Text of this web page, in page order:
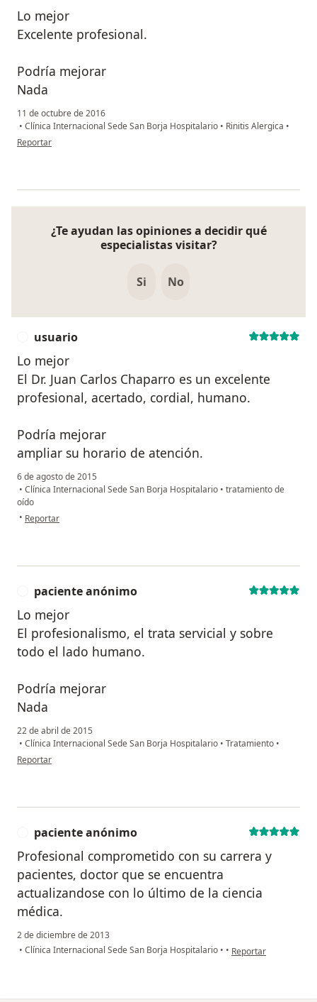
Lo mejor
Excelente profesional.
Podría mejorar
Nada
11 de octubre de 2016
• Clínica Internacional Sede San Borja Hospitalario • Rinitis Alergica •
en opinión del usuario Cuenta eliminada
Reportar
¿Te ayudan las opiniones a decidir qué
especialistas visitar?
Si No
usuario
Lo mejor
El Dr. Juan Carlos Chaparro es un excelente
profesional, acertado, cordial, humano.
Podría mejorar
ampliar su horario de atención.
6 de agosto de 2015
• Clínica Internacional Sede San Borja Hospitalario • tratamiento de
oído
• en opinión del usuario usuario
Reportar
paciente anónimo
Lo mejor
El profesionalismo, el trata servicial y sobre
todo el lado humano.
Podría mejorar
Nada
22 de abril de 2015
• Clínica Internacional Sede San Borja Hospitalario • Tratamiento •
en opinión del usuario paciente anónimo
Reportar
paciente anónimo
Profesional comprometido con su carrera y
pacientes, doctor que se encuentra
actualizandose con lo último de la ciencia
médica.
2 de diciembre de 2013
• Clínica Internacional Sede San Borja Hospitalario • • en opinión del
Reportar